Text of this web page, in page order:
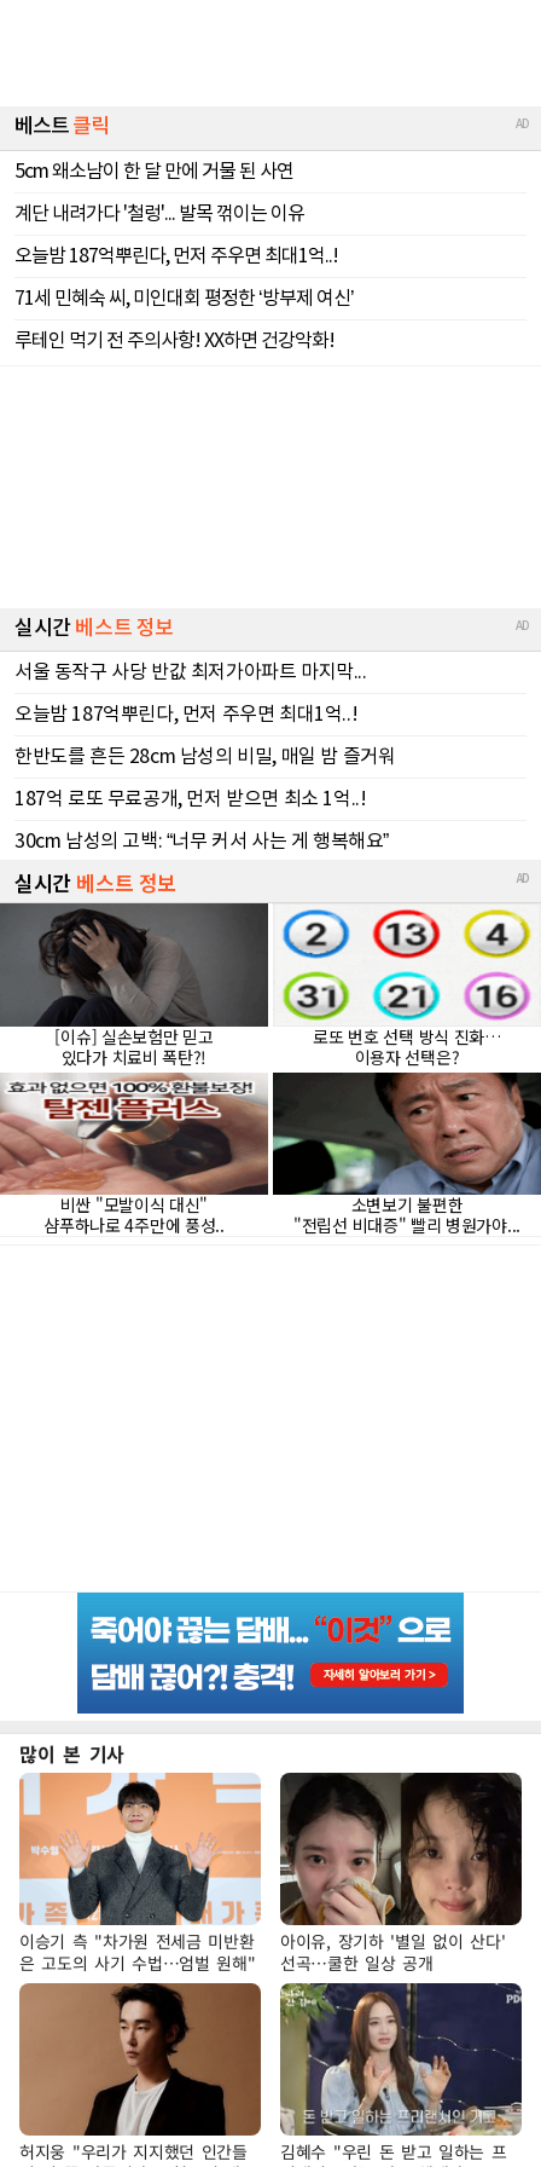
많이 본 기사
이승기 측 "차가원 전세금 미반환
은 고도의 사기 수법…엄벌 원해"
아이유, 장기하 '별일 없이 산다'
선곡…쿨한 일상 공개
허지웅 "우리가 지지했던 인간들
김혜수 "우린 돈 받고 일하는 프